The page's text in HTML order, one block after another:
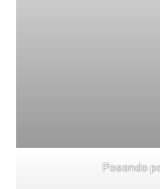
Posando